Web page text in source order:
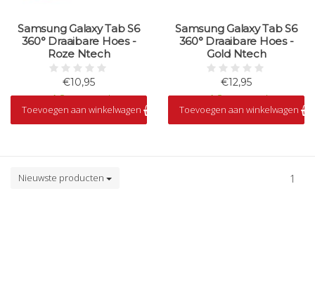
Samsung Galaxy Tab S6
360° Draaibare Hoes -
Roze Ntech
€10,95
Op voorraad
Toevoegen aan winkelwagen
Samsung Galaxy Tab S6
360° Draaibare Hoes -
Gold Ntech
€12,95
Op voorraad
Toevoegen aan winkelwagen
Nieuwste producten 1